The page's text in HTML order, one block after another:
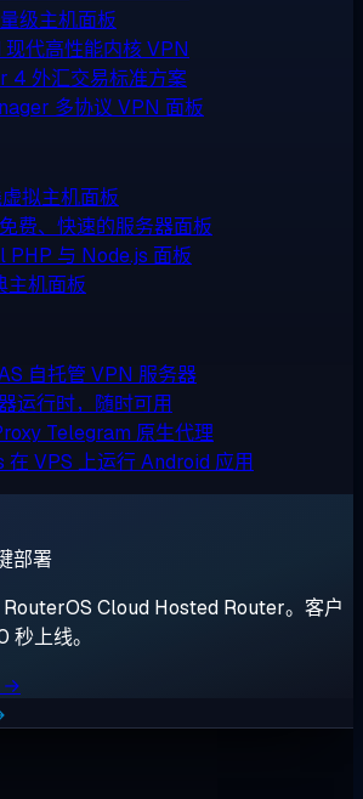
级主机面板
现代高性能内核 VPN
4 外汇交易标准方案
多协议 VPN 面板
拟主机面板
免费、快速的服务器面板
PHP 与 Node.js 面板
主机面板
自托管 VPN 服务器
运行时，随时可用
Telegram 原生代理
在 VPS 上运行 Android 应用
部署
RouterOS Cloud Hosted Router。客户
上线。
→